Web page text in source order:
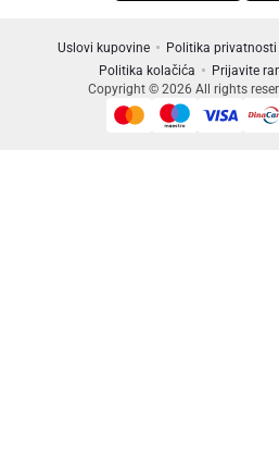
Uslovi kupovine Politika privatnosti
Politika kolačića
Prijavite
Copyright © 2026 All rights